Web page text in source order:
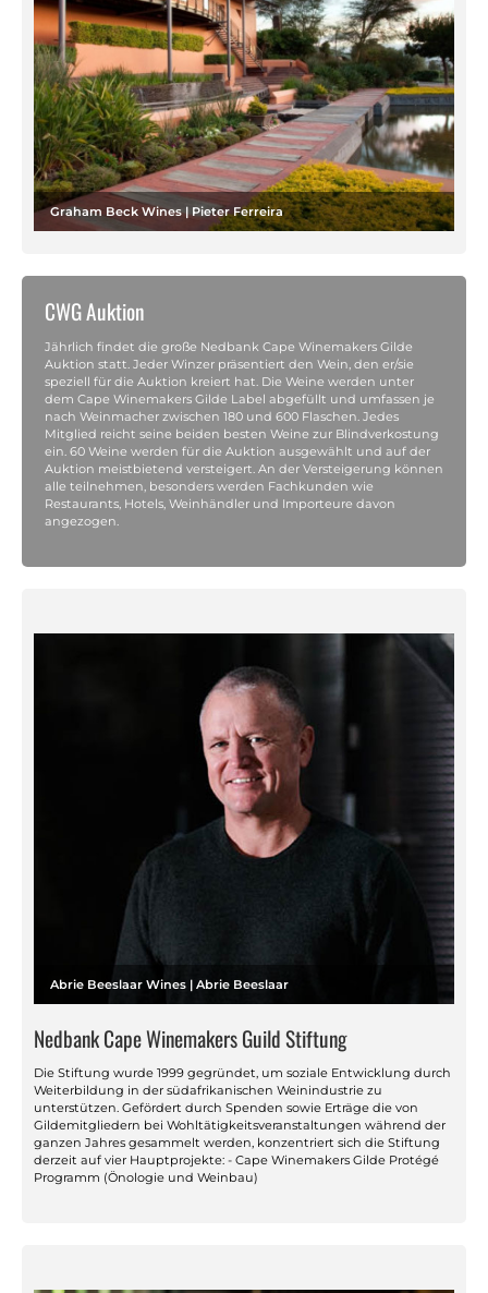
Graham Beck Wines | Pieter Ferreira
CWG Auktion
Jährlich findet die große Nedbank Cape Winemakers Gilde
Auktion statt. Jeder Winzer präsentiert den Wein, den er/sie
speziell für die Auktion kreiert hat. Die Weine werden unter
dem Cape Winemakers Gilde Label abgefüllt und umfassen je
nach Weinmacher zwischen 180 und 600 Flaschen. Jedes
Mitglied reicht seine beiden besten Weine zur Blindverkostung
ein. 60 Weine werden für die Auktion ausgewählt und auf der
Auktion meistbietend versteigert. An der Versteigerung können
alle teilnehmen, besonders werden Fachkunden wie
Restaurants, Hotels, Weinhändler und Importeure davon
angezogen.
Abrie Beeslaar Wines | Abrie Beeslaar
Nedbank Cape Winemakers Guild Stiftung
Die Stiftung wurde 1999 gegründet, um soziale Entwicklung durch
Weiterbildung in der südafrikanischen Weinindustrie zu
unterstützen. Gefördert durch Spenden sowie Erträge die von
Gildemitgliedern bei Wohltätigkeitsveranstaltungen während der
ganzen Jahres gesammelt werden, konzentriert sich die Stiftung
derzeit auf vier Hauptprojekte: - Cape Winemakers Gilde Protégé
Programm (Önologie und Weinbau)